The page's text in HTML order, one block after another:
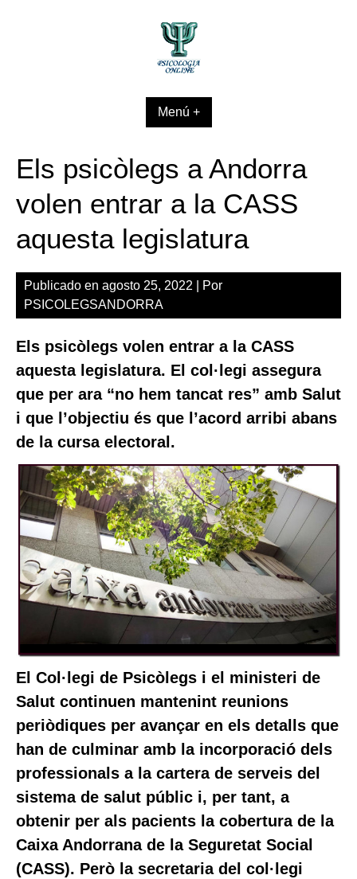
Menú +
Els psicòlegs a Andorra
volen entrar a la CASS
aquesta legislatura
Publicado en agosto 25, 2022 | Por
PSICOLEGSANDORRA
Els psicòlegs volen entrar a la CASS
aquesta legislatura. El col·legi assegura
que per ara “no hem tancat res” amb Salut
i que l’objectiu és que l’acord arribi abans
de la cursa electoral.
El Col·legi de Psicòlegs i el ministeri de
Salut continuen mantenint reunions
periòdiques per avançar en els detalls que
han de culminar amb la incorporació dels
professionals a la cartera de serveis del
sistema de salut públic i, per tant, a
obtenir per als pacients la cobertura de la
Caixa Andorrana de la Seguretat Social
(CASS). Però la secretaria del col·legi